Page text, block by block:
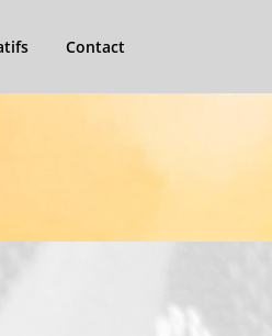
Contact